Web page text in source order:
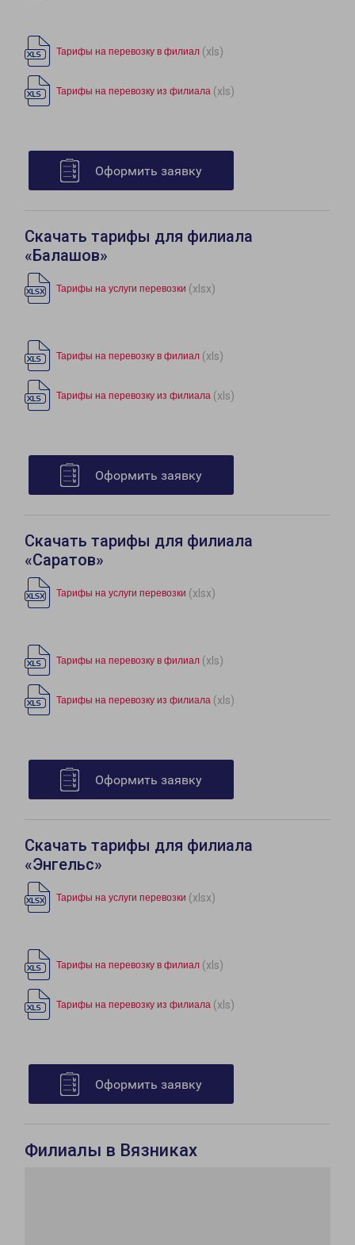
Тарифы на перевозку в филиал (xls)
Тарифы на перевозку из филиала (xls)
Оформить заявку
Скачать тарифы для филиала
«Балашов»
Тарифы на услуги перевозки (xlsx)
Тарифы на перевозку в филиал (xls)
Тарифы на перевозку из филиала (xls)
Оформить заявку
Скачать тарифы для филиала
«Саратов»
Тарифы на услуги перевозки (xlsx)
Тарифы на перевозку в филиал (xls)
Тарифы на перевозку из филиала (xls)
Оформить заявку
Скачать тарифы для филиала
«Энгельс»
Тарифы на услуги перевозки (xlsx)
Тарифы на перевозку в филиал (xls)
Тарифы на перевозку из филиала (xls)
Оформить заявку
Филиалы в Вязниках